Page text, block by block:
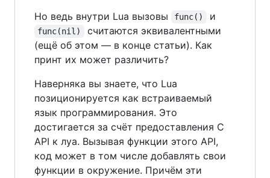
Но ведь внутри Lua вызовы func() и
func(nil)
считаются эквивалентными
(ещё об этом — в конце статьи). Как
принт их может различить?
Наверняка вы знаете, что Lua
позиционируется как встраиваемый
язык программирования. Это
достигается за счёт предоставления C
API к луа. Вызывая функции этого API,
код может в том числе добавлять свои
функции в окружение. Причём эти